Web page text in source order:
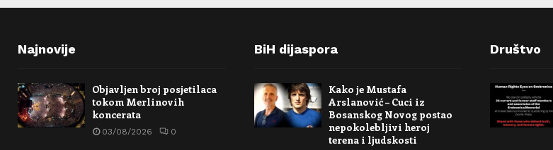
Najnovije
Objavljen broj posjetilaca
tokom Merlinovih
koncerata
03/08/2026 0
BiH dijaspora
Kako je Mustafa
Arslanović – Cuci iz
Bosanskog Novog postao
nepokolebljivi heroj
terena i ljudskosti
Društvo